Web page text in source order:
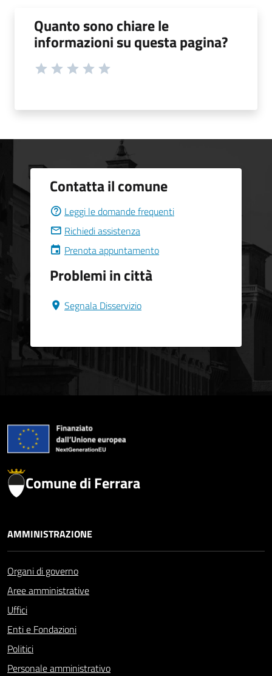
Quanto sono chiare le
informazioni su questa pagina?
Contatta il comune
Leggi le domande frequenti
Richiedi assistenza
Prenota appuntamento
Problemi in città
Segnala Disservizio
Comune di Ferrara
AMMINISTRAZIONE
Organi di governo
Aree amministrative
Uffici
Enti e Fondazioni
Politici
Personale amministrativo